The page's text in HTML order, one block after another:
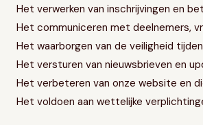
Het verwerken van inschrijvingen en
Het communiceren met deelnemers,
Het waarborgen van de veiligheid
Het versturen van nieuwsbrieven en
Het verbeteren van onze website en
Het voldoen aan wettelijke